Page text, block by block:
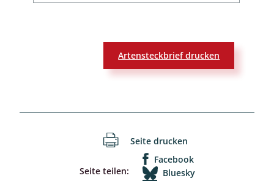
Artensteckbrief drucken
Seite drucken
Seite teilen:
Facebook
Bluesky